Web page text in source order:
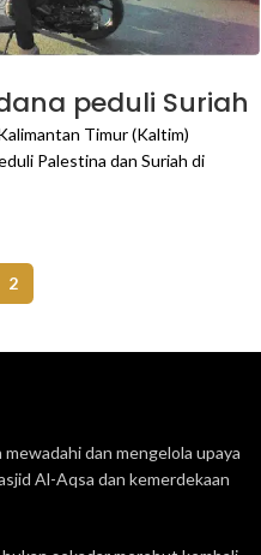
peduli Suriah
Timur (Kaltim)
Palestina dan Suriah di
2
dan mengelola upaya
Al-Aqsa dan kemerdekaan